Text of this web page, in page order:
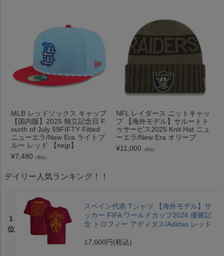
MLB レッドソックス キャップ
【国内版】2025 独立記念日 F
ourth of July 59FIFTY Fitted
ニューエラ/New Era ライトブ
ルー レッド 【nejp】
¥7,480 （税込）
NFL レイダース ニットキャッ
プ 【海外モデル】サルートト
ゥサービス2025 Knit Hat ニュ
ーエラ/New Era オリーブ
¥11,000 （税込）
デイリー人気ランキング！！
1
位
スペイン代表 Tシャツ 【海外モデル】サ
ッカー FIFA ワールドカップ2026 優勝記
念 トロフィー アディダス/Adidas レッド
17,600円 (税込)